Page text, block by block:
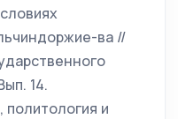
ва //
14.
и